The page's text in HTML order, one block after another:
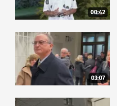
00:42
03:07